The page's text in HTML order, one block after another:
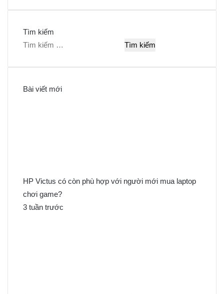
Tìm kiếm
T
Bài viết mới
HP Victus có còn phù hợp với người mới mua laptop
chơi game?
3 tuần trước